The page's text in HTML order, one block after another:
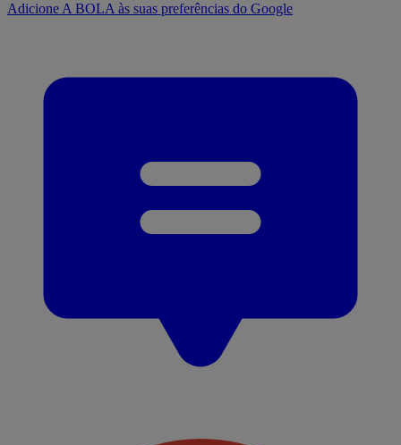
Adicione A BOLA às suas preferências do Google